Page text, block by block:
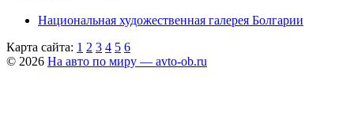
Национальная художественная галерея Болгарии
Карта сайта: 1 2 3 4 5 6
© 2026 На авто по миру — avto-ob.ru